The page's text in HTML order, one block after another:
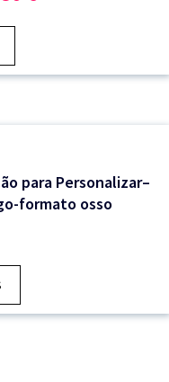
€.
para Personalizar–
formato osso